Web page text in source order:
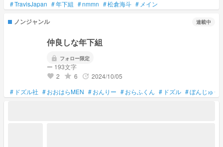
#TravisJapan #年下組 #nmmn #松倉海斗 # メイン
ノンジャンル 連載中
仲良しな年下組
lock フォロー限定
ー 193文字
favorite 2 grade 6 update 2024/10/05
# ドズル社 #おおはらMEN #おんりー #おらふくん # ドズル #ぼんじゅう